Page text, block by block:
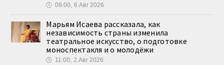
🕔 09:00, 6.Авг 2026
Марьям Исаева рассказала, как
независимость страны изменила
театральное искусство, о подготовке
моноспектакля и о молодёжи
🕔 11:00, 2.Авг 2026